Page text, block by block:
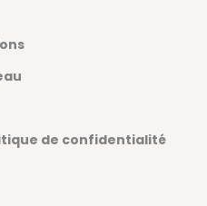
de confidentialité